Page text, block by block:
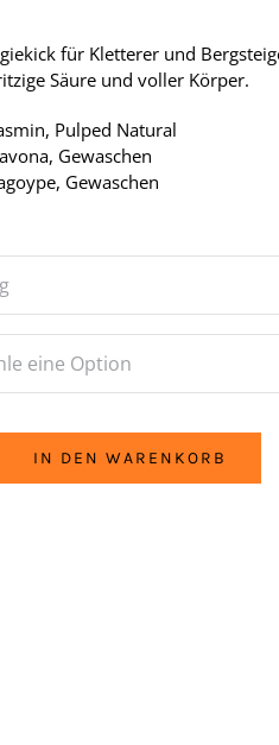
für Kletterer und
Säure und voller Körper.
Pulped Natural
Gewaschen
Gewaschen
IN DEN WARENKORB